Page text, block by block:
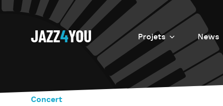
JAZZ4YOU Projets
Introduction
Resurrection
News
Concert